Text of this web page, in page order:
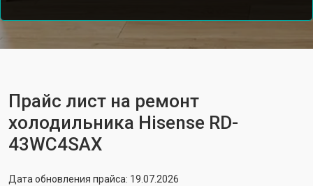
Прайс лист на ремонт
холодильника Hisense RD-
43WC4SAX
Дата обновления прайса: 19.07.2026